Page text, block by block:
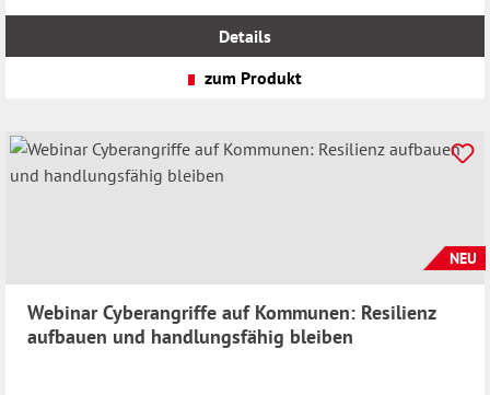
Details
zum Produkt
NEU
Webinar Cyberangriffe auf Kommunen: Resilienz
aufbauen und handlungsfähig bleiben